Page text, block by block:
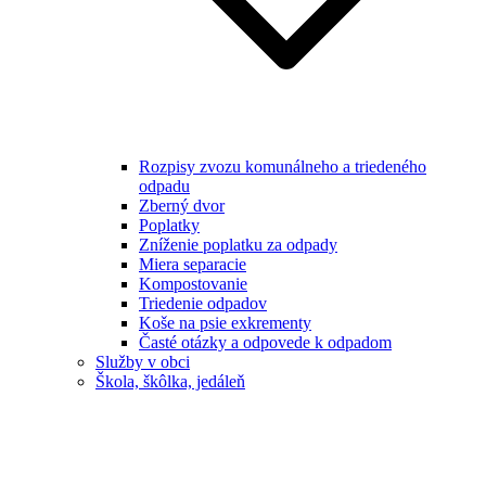
Rozpisy zvozu komunálneho a triedeného
odpadu
Zberný dvor
Poplatky
Zníženie poplatku za odpady
Miera separacie
Kompostovanie
Triedenie odpadov
Koše na psie exkrementy
Časté otázky a odpovede k odpadom
Služby v obci
Škola, škôlka, jedáleň